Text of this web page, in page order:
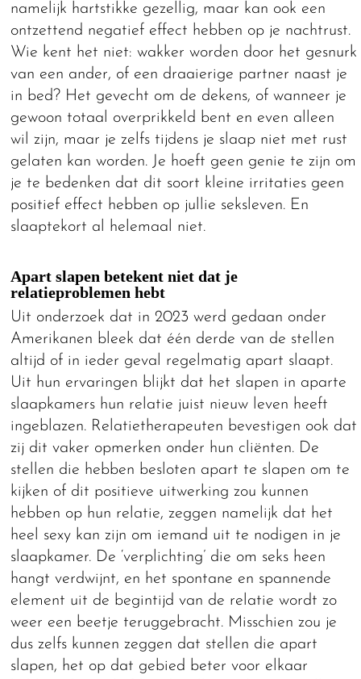
namelijk hartstikke gezellig, maar kan ook een
ontzettend negatief effect hebben op je nachtrust.
Wie kent het niet: wakker worden door het gesnurk
van een ander, of een draaierige partner naast je
in bed? Het gevecht om de dekens, of wanneer je
gewoon totaal overprikkeld bent en even alleen
wil zijn, maar je zelfs tijdens je slaap niet met rust
gelaten kan worden. Je hoeft geen genie te zijn om
je te bedenken dat dit soort kleine irritaties geen
positief effect hebben op jullie seksleven. En
slaaptekort al helemaal niet.
Apart slapen betekent niet dat je
relatieproblemen hebt
Uit onderzoek dat in 2023 werd gedaan onder
Amerikanen bleek dat één derde van de stellen
altijd of in ieder geval regelmatig apart slaapt.
Uit hun ervaringen blijkt dat het slapen in aparte
slaapkamers hun relatie juist nieuw leven heeft
ingeblazen. Relatietherapeuten bevestigen ook dat
zij dit vaker opmerken onder hun cliënten. De
stellen die hebben besloten apart te slapen om te
kijken of dit positieve uitwerking zou kunnen
hebben op hun relatie, zeggen namelijk dat het
heel sexy kan zijn om iemand uit te nodigen in je
slaapkamer. De ‘verplichting’ die om seks heen
hangt verdwijnt, en het spontane en spannende
element uit de begintijd van de relatie wordt zo
weer een beetje teruggebracht. Misschien zou je
dus zelfs kunnen zeggen dat stellen die apart
slapen, het op dat gebied beter voor elkaar